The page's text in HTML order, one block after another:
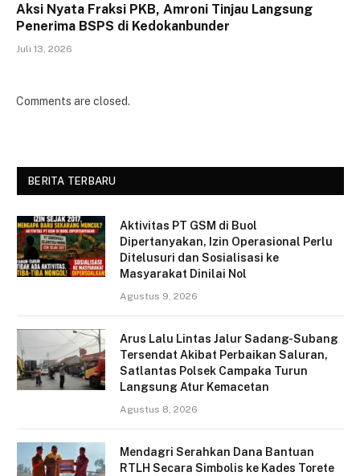
Aksi Nyata Fraksi PKB, Amroni Tinjau Langsung
Penerima BSPS di Kedokanbunder
Juli 13, 2026
Comments are closed.
BERITA TERBARU
Aktivitas PT GSM di Buol
Dipertanyakan, Izin Operasional Perlu
Ditelusuri dan Sosialisasi ke
Masyarakat Dinilai Nol
Agustus 9, 2026
Arus Lalu Lintas Jalur Sadang-Subang
Tersendat Akibat Perbaikan Saluran,
Satlantas Polsek Campaka Turun
Langsung Atur Kemacetan
Agustus 8, 2026
Mendagri Serahkan Dana Bantuan
RTLH Secara Simbolis ke Kades Torete